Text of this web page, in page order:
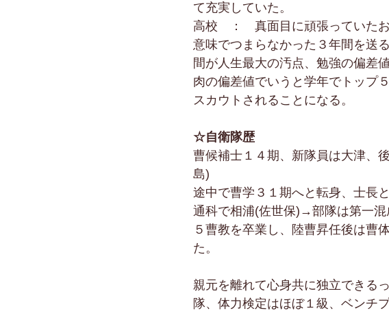
て充実していた。
高校　：　真面目に頑張っていた
意味でつまらなかった３年間を送
間が人生最大の汚点、勉強の偏差
肉の偏差値でいうと学年でトップ
スカウトされることになる。
☆自衛隊歴
曹候補士１４期、新隊員は大津、
島)
途中で曹学３１期へと転身、士長
通科で相浦(佐世保)→部隊は第一混
５曹教を卒業し、陸曹昇任後は曹
た。
親元を離れて心身共に独立できる
隊、体力検定はほぼ１級、ベンチ